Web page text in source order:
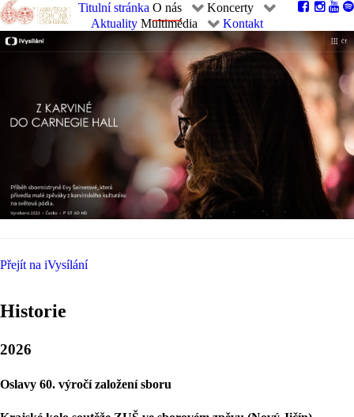
Titulní stránka O nás
Koncerty
Aktuality Multimédia Kontakt
Přejít na iVysílání
Historie
2026
Oslavy 60. výročí založení sboru